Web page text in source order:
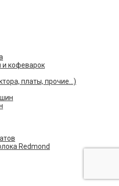
кофеварок
платы, прочие...)
Redmond